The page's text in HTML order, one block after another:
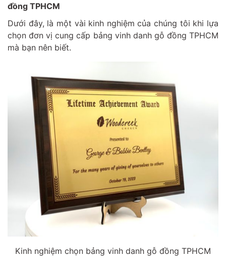
đồng TPHCM
Dưới đây, là một vài kinh nghiệm của chúng tôi khi lựa
chọn đơn vị cung cấp bảng vinh danh gỗ đồng TPHCM
mà bạn nên biết.
Kinh nghiệm chọn bảng vinh danh gỗ đồng TPHCM